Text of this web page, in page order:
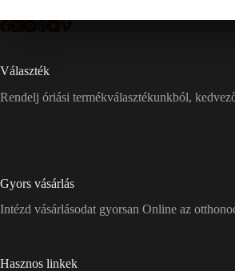
Választék
Rendelj óriási termékválasztékunkból,
Gyors vásárlás
Intézd vásárlásodat gyorsan Online az
Hasznos linkek